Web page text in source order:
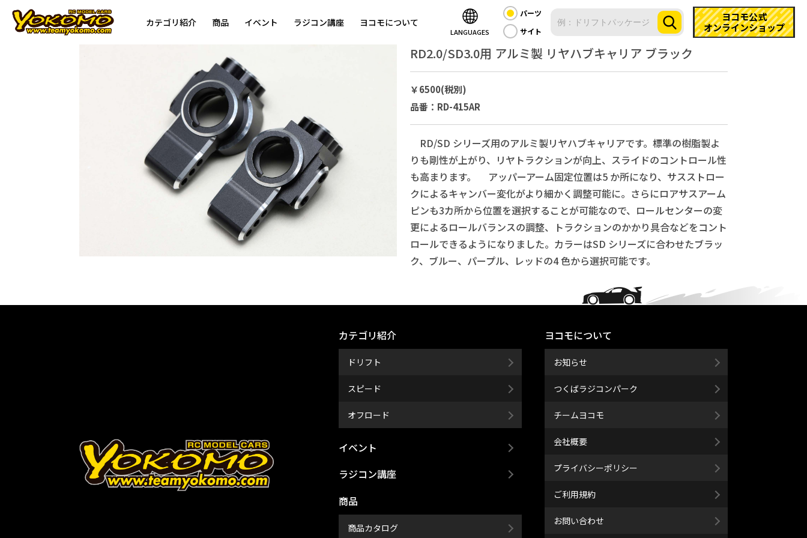
カテゴリ紹介 商品 イベント ラジコン講座 ヨコモについて
LANGUAGES
パーツ
サイト
ヨコモ公式
オンラインショップ
RD2.0/SD3.0用 アルミ製 リヤハブキャリア ブラック
￥6500(税別)
品番：RD-415AR
RD/SD シリーズ用のアルミ製リヤハブキャリアです。標準の樹脂製よ
りも剛性が上がり、リヤトラクションが向上、スライドのコントロール性
も高まります。 アッパーアーム固定位置は5 か所になり、サスストロー
クによるキャンバー変化がより細かく調整可能に。さらにロアサスアーム
ピンも3カ所から位置を選択することが可能なので、ロールセンターの変
更によるロールバランスの調整、トラクションのかかり具合などをコント
ロールできるようになりました。カラーはSD シリーズに合わせたブラッ
ク、ブルー、パープル、レッドの4 色から選択可能です。
カテゴリ紹介
ドリフト
スピード
オフロード
イベント
ラジコン講座
商品
商品カタログ
ヨコモについて
お知らせ
つくばラジコンパーク
チームヨコモ
会社概要
プライバシーポリシー
ご利用規約
お問い合わせ